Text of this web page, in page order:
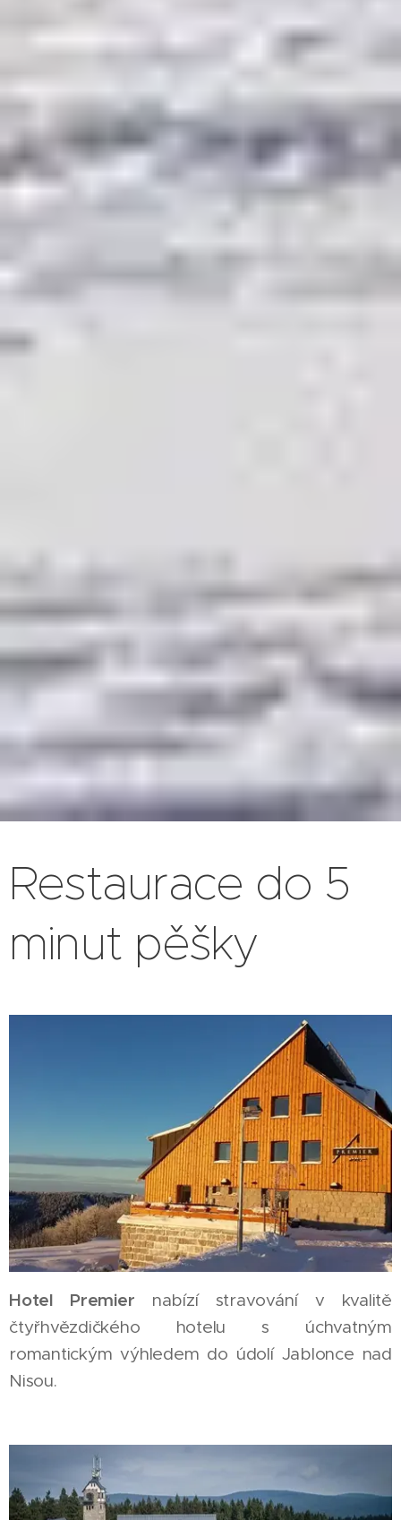
Restaurace do 5
minut pěšky
Hotel Premier nabízí stravování v kvalitě
čtyřhvězdičkého hotelu s úchvatným
romantickým výhledem do údolí Jablonce nad
Nisou.